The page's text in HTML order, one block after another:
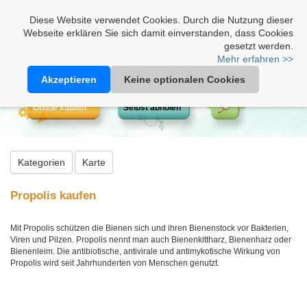
Diese Website verwendet Cookies. Durch die Nutzung dieser
Webseite erklären Sie sich damit einverstanden, dass Cookies
gesetzt werden.
Mehr erfahren >>
Akzeptieren
Keine optionalen Cookies
Online kaufen Selbst abholen
Kategorien Karte
Propolis kaufen
Mit Propolis schützen die Bienen sich und ihren Bienenstock vor Bakterien,
Viren und Pilzen. Propolis nennt man auch Bienenkittharz, Bienenharz oder
Bienenleim. Die antibiotische, antivirale und antimykotische Wirkung von
Propolis wird seit Jahrhunderten von Menschen genutzt.